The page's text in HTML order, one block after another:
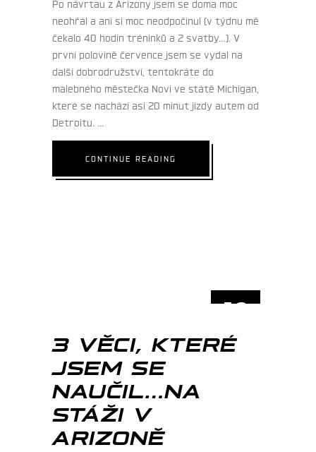
Po návrtau z Arizony jsem se doma moc
neohřál a ani si moc neodpočinul (v týdnu mě
čekalo 40 hodin tréninků a 2 svatby…). V
první polovině července jsem se vydal na
další dobrodružství, tentokráte do
malebného městečka Novi ve státě Michigan,
které se nachází asi 20 minut jízdy autem od
Detroitu.
CONTINUE READING
16
3 VĚCI, KTERÉ
JSEM SE
NAUČIL…NA
STÁŽI V
ARIZONĚ